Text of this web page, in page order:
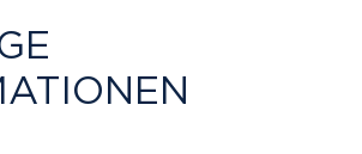
ESTATE SICAV